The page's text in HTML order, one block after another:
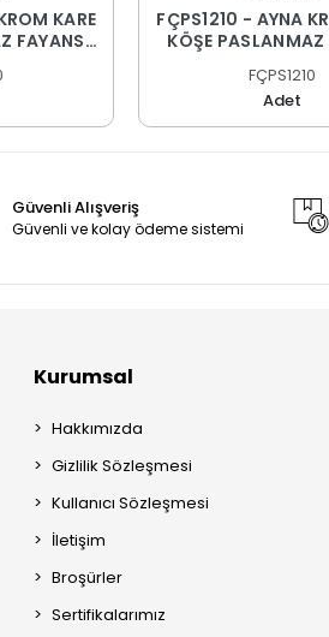
KARE
FAYANS
FÇPS1210 - AYNA
KÖŞE PASLANMAZ
FÇPS1210
Adet
Güvenli Alışveriş
Güvenli ve kolay ödeme sistemi
Kurumsal
Hakkımızda
Gizlilik Sözleşmesi
Kullanıcı Sözleşmesi
İletişim
Broşürler
Sertifikalarımız